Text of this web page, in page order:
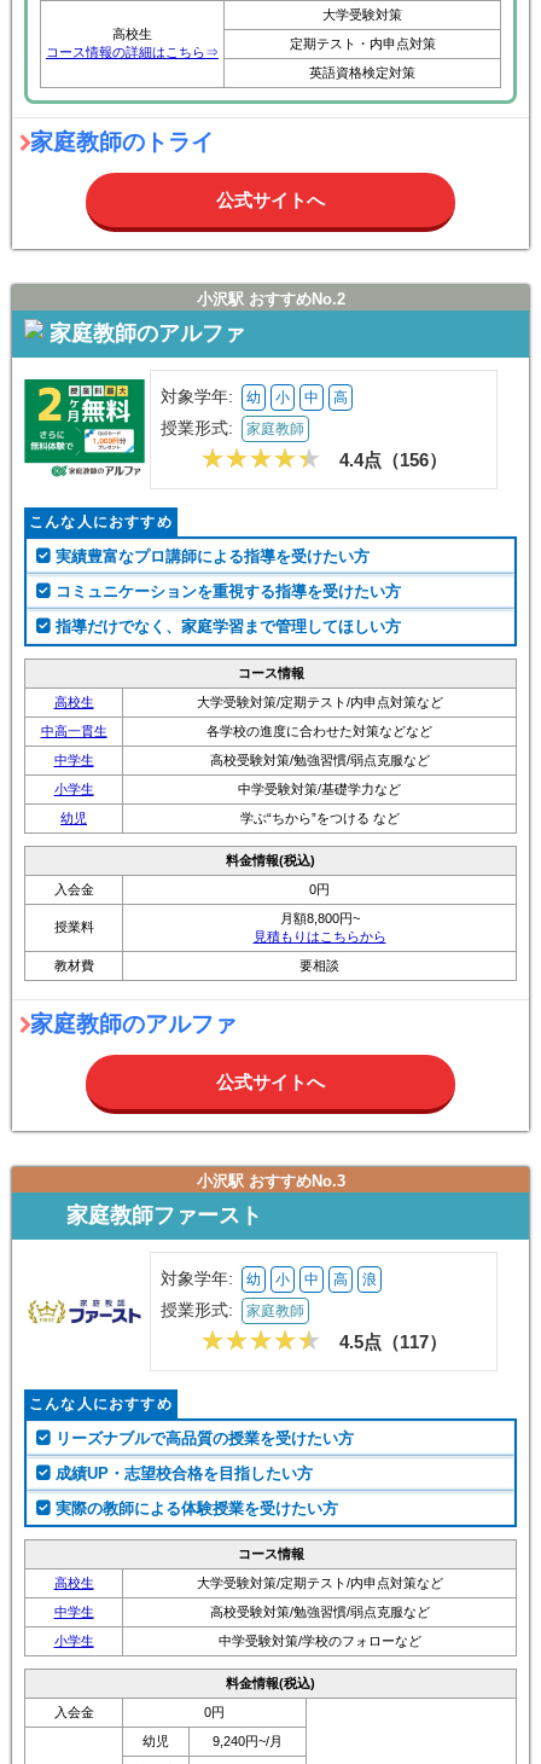
高校生
コース情報の詳細はこちら⇒
大学受験対策
定期テスト・内申点対策
英語資格検定対策
家庭教師のトライ
公式サイトへ
小沢駅 おすすめNo.2
家庭教師のアルファ
対象学年: 幼 小 中 高
授業形式: 家庭教師
4.4点（156）
こんな人におすすめ
実績豊富なプロ講師による指導を受けたい方
コミュニケーションを重視する指導を受けたい方
指導だけでなく、家庭学習まで管理してほしい方
コース情報
高校生
大学受験対策/定期テスト/内申点対策など
中高一貫生
各学校の進度に合わせた対策などなど
中学生
高校受験対策/勉強習慣/弱点克服など
小学生
中学受験対策/基礎学力など
幼児
学ぶ“ちから”をつける など
料金情報(税込)
入会金
0円
授業料
月額8,800円~
見積もりはこちらから
教材費
要相談
家庭教師のアルファ
公式サイトへ
小沢駅 おすすめNo.3
家庭教師ファースト
対象学年: 幼 小 中 高 浪
授業形式: 家庭教師
4.5点（117）
こんな人におすすめ
リーズナブルで高品質の授業を受けたい方
成績UP・志望校合格を目指したい方
実際の教師による体験授業を受けたい方
コース情報
高校生
大学受験対策/定期テスト/内申点対策など
中学生
高校受験対策/勉強習慣/弱点克服など
小学生
中学受験対策/学校のフォローなど
料金情報(税込)
入会金
0円
幼児
9,240円~/月